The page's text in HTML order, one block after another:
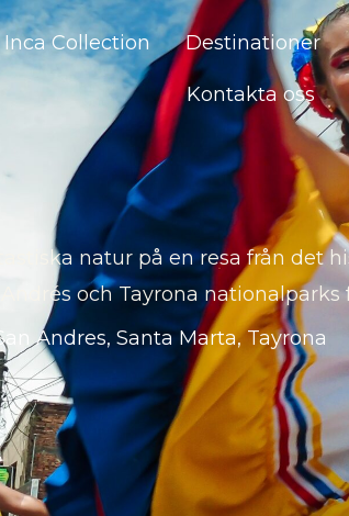
Inca Collection Destinationer
Kontakta oss
natur på en resa från det
och Tayrona nationalparks
Andres, Santa Marta,Tayrona